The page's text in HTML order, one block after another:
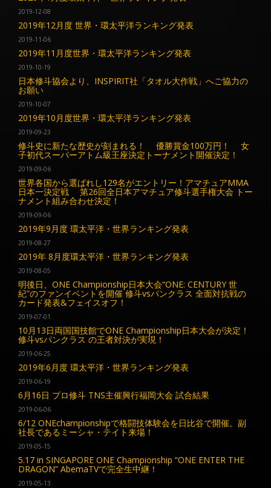
2019-12-08
2019年12月度 世界・環太平洋ランキング発表
2019-11-06
2019年11月度世界・環太平洋ランキング発表
2019-10-19
日本修斗協会より、INSPIRIT社「タオル大作戦」へご協力の
お願い
2019-10-07
2019年10月度世界・環太平洋ランキング発表
2019-09-23
修斗史に新たな歴史が刻まれる！ 優勝賞金100万円！ 女
子初代スーパーアトム級王座決定トーナメント開催決定！
2019-09-06
世界各国から選ばれし129名がエントリー！アマチュアMMA
日本一決定戦 第26回全日本アマチュア修斗選手権大会 トー
ナメント組み合わせ決定！
2019-09-06
2019年9月度 環太平洋・世界ランキング発表
2019-08-27
2019年 8月度環太平洋・世界ランキング発表
2019-08-05
明後日、ONE Championship日本大会“ONE: CENTURY 世
紀”のファンイベントを開催 修斗vsパンクラス 全面対抗戦の
カード発表&フェイスオフ！
2019-07-01
10月13日両国国技館でONE Championship日本大会が決定！
修斗vsパンクラス の王者対決が実現！
2019-06-25
2019年6月度 環太平洋・世界ランキング発表
2019-06-19
6月16日 プロ修斗 TNS主催興行福岡大会 試合結果
2019-06-06
6/12 ONEchampionshipで格闘技体験会を日比谷で開催。副
社長であるミーシャ・テイト来場！
2019-05-15
5.17 in SINGAPORE ONE Championship “ONE ENTER THE
DRAGON” AbemaTVで完全生中継！
2019-05-13